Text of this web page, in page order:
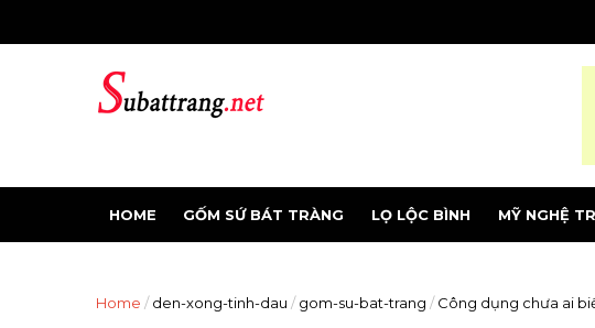
HOME GỐM SỨ BÁT TRÀNG LỌ LỘC BÌNH MỸ NGHỆ
Home / den-xong-tinh-dau / gom-su-bat-trang / Công dụng chưa ai